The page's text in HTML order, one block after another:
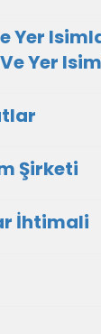
Yer
Yer
Şirketi
İhtimali